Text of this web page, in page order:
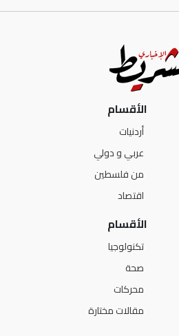
الأقسام
أردنيات
عربي و دولي
من فلسطين
اقتصاد
الأقسام
تكنولوجيا
صحة
محركات
مقالات مختارة